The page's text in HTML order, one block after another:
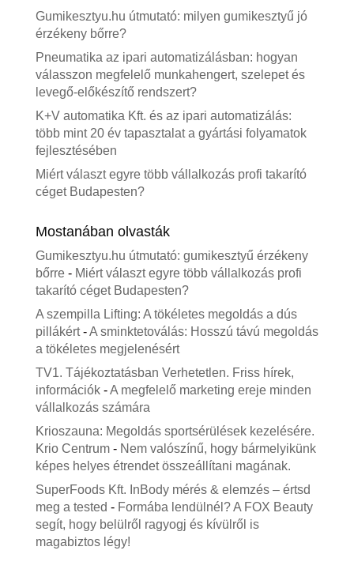
Gumikesztyu.hu útmutató: milyen gumikesztyű jó
érzékeny bőrre?
Pneumatika az ipari automatizálásban: hogyan
válasszon megfelelő munkahengert, szelepet és
levegő-előkészítő rendszert?
K+V automatika Kft. és az ipari automatizálás:
több mint 20 év tapasztalat a gyártási folyamatok
fejlesztésében
Miért választ egyre több vállalkozás profi takarító
céget Budapesten?
Mostanában olvasták
Gumikesztyu.hu útmutató: gumikesztyű érzékeny
bőrre- Miért választ egyre több vállalkozás profi
takarító céget Budapesten?
A szempilla Lifting: A tökéletes megoldás a dús
pillákért-A sminktetoválás: Hosszú távú megoldás
a tökéletes megjelenésért
TV1. Tájékoztatásban Verhetetlen. Friss hírek,
információk-A megfelelő marketing ereje minden
vállalkozás számára
Krioszauna: Megoldás sportsérülések kezelésére.
Krio Centrum- Nem valószínű, hogy bármelyikünk
képes helyes étrendet összeállítani magának.
SuperFoods Kft. InBody mérés & elemzés – értsd
meg a tested - Formába lendülnél? A FOX Beauty
segít, hogy belülről ragyogj és kívülről is
magabiztos légy!